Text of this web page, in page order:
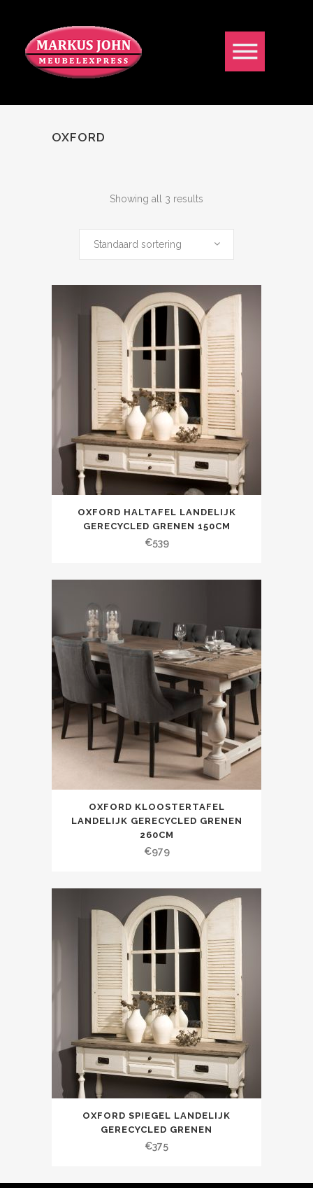
OXFORD
Showing all 3 results
Standaard sortering
OXFORD HALTAFEL LANDELIJK
GERECYCLED GRENEN 150CM
€539
OXFORD KLOOSTERTAFEL
LANDELIJK GERECYCLED GRENEN
260CM
€979
OXFORD SPIEGEL LANDELIJK
GERECYCLED GRENEN
€375